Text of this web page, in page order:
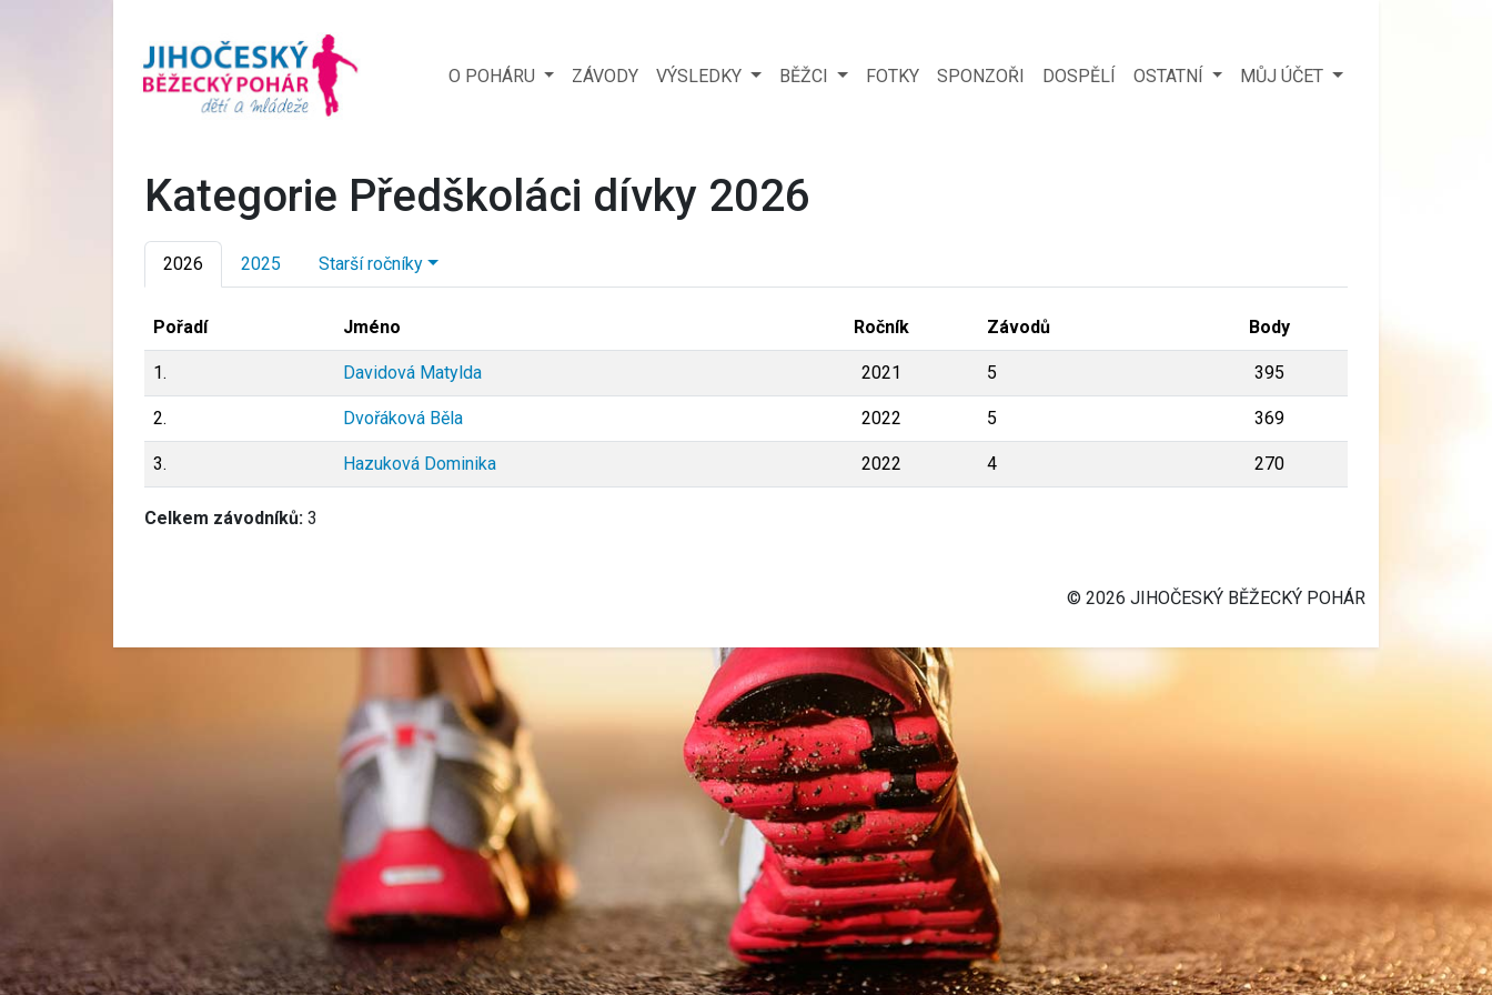
O POHÁRU ZÁVODY VÝSLEDKY BĚŽCI FOTKY SPONZOŘI DOSPĚLÍ OSTATNÍ MŮJ ÚČET
Kategorie Předškoláci dívky 2026
2026 2025 Starší ročníky
Pořadí Jméno Ročník Závodů Body
1. Davidová Matylda 2021 5 395
2. Dvořáková Běla 2022 5 369
3. Hazuková Dominika 2022 4 270
Celkem závodníků: 3
© 2026 JIHOČESKÝ BĚŽECKÝ POHÁR